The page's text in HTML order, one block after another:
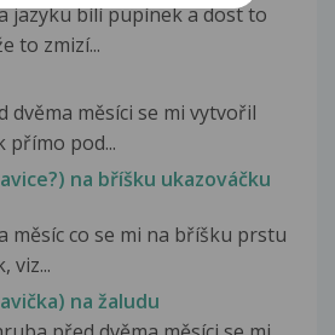
jazyku bílí pupínek a dost to
to zmizí...
dvěma měsíci se mi vytvořil
přímo pod...
na bříšku ukazováčku
měsíc co se mi na bříšku prstu
viz...
na žaludu